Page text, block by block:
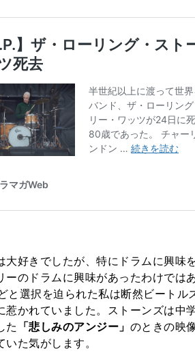
好きでしたが、特にドラムに興味
のドラムに興味があったわけでは
と選択を迫られた私は断然ビートル
かれていました。ストーンズは中
た 「悲しみのアンジー」 のときの映
た気がします。